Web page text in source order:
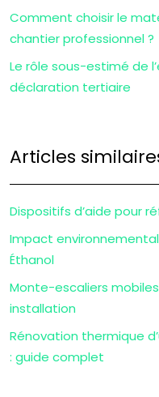
Comment choisir le
chantier professionnel ?
Le rôle sous-estimé de
déclaration tertiaire
Articles
Dispositifs d’aide pour
Impact
Éthanol
Monte-escaliers
installation
Rénovation thermique
: guide complet